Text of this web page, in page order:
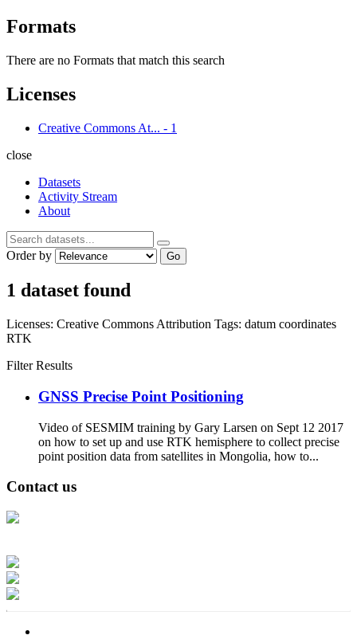
Formats
There are no Formats that match this search
Licenses
Creative Commons At... - 1
close
Datasets
Activity Stream
About
Order by Go
1 dataset found
Licenses: Creative Commons Attribution Tags: datum coordinates
RTK
Filter Results
GNSS Precise Point Positioning
Video of SESMIM training by Gary Larsen on Sept 12 2017
on how to set up and use RTK hemisphere to collect precise
point position data from satellites in Mongolia, how to...
Contact us